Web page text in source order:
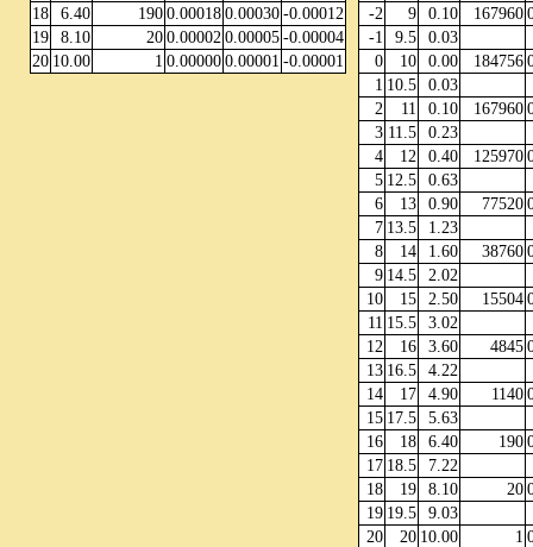
18
6.40 190 0.00018 0.00030 -0.00012
19
8.10 20 0.00002 0.00005 -0.00004
20 10.00 1 0.00000 0.00001 -0.00001
-2
9 0.10 167960
-1
9.5
0.03
0
10 0.00 184756
1 10.5
0.03
2
11 0.10 167960
3 11.5
0.23
4
12 0.40 125970
5 12.5
0.63
6
13 0.90 77520
7 13.5
1.23
8
14 1.60 38760
9 14.5
2.02
10
15 2.50 15504
11 15.5
3.02
12
16 3.60 4845
13 16.5
4.22
14
17 4.90 1140
15 17.5
5.63
16
18 6.40 190
17 18.5
7.22
18
19 8.10 20
19 19.5
9.03
20
20 10.00 1